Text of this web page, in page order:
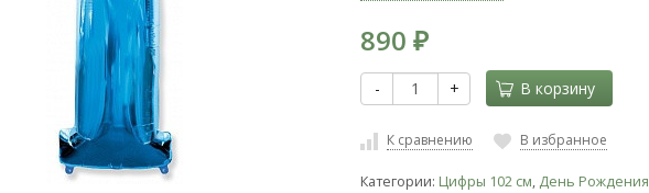
890₽
- + В корзину
К сравнению В избранное
Категории: Цифры 102 см, День Рождения